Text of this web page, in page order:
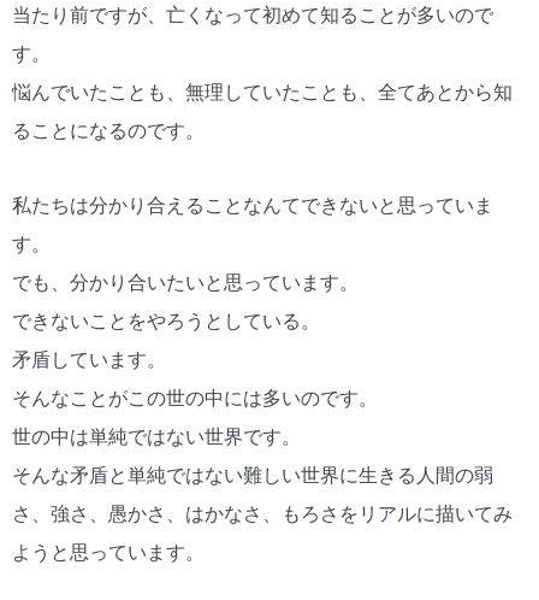
当たり前ですが、亡くなって初めて知ることが多いので
す。
悩んでいたことも、無理していたことも、全てあとから知
ることになるのです。
私たちは分かり合えることなんてできないと思っていま
す。
でも、分かり合いたいと思っています。
できないことをやろうとしている。
矛盾しています。
そんなことがこの世の中には多いのです。
世の中は単純ではない世界です。
そんな矛盾と単純ではない難しい世界に生きる人間の弱
さ、強さ、愚かさ、はかなさ、もろさをリアルに描いてみ
ようと思っています。